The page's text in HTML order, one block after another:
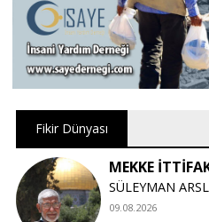
Fikir Dünyası
MEKKE
SÜLEYMAN
09.08.2026